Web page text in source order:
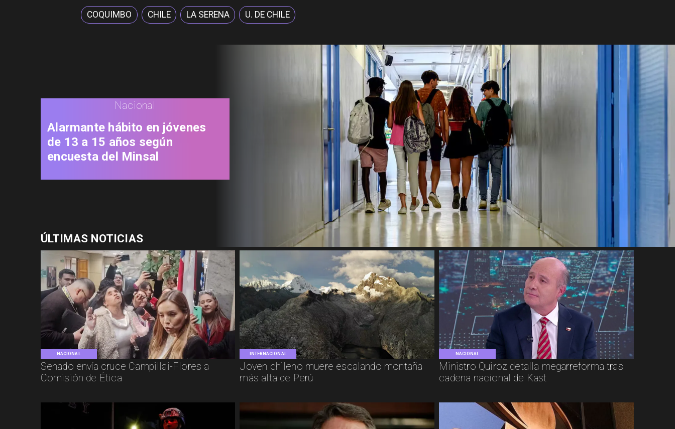
COQUIMBO CHILE LA SERENA U. DE CHILE
NACIONAL
Senado envía cruce Campillai-Flores a
Comisión de Ética
INTERNACIONAL
Joven chileno muere escalando montaña
más alta de Perú
NACIONAL
Ministro Quiroz detalla megarreforma tras
cadena nacional de Kast
Nacional
Alarmante hábito en jóvenes
de 13 a 15 años según
encuesta del Minsal
ÚLTIMAS NOTICIAS